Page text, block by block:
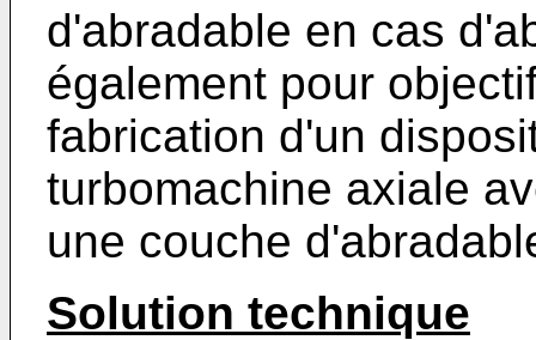
d'abradable en cas
également pour
fabrication d'un
turbomachine axiale
une couche
Solution technique